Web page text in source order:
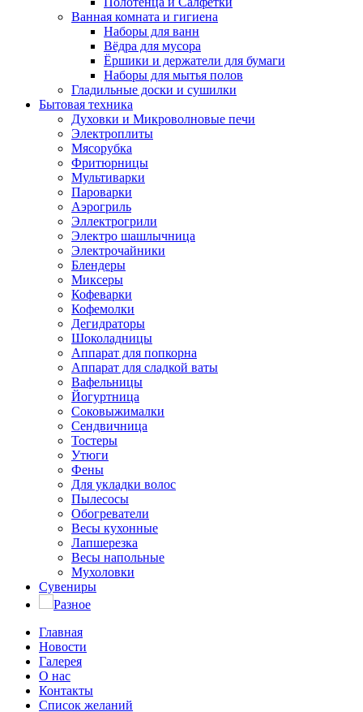
Ванная комната и гигиена
Наборы для ванн
Вёдра для мусора
Ёршики и держатели для бумаги
Наборы для мытья полов
Гладильные доски и сушилки
Бытовая техника
Духовки и Микроволновые печи
Электроплиты
Мясорубка
Фритюрницы
Мультиварки
Пароварки
Аэрогриль
Эллектрогрили
Электро шашлычница
Электрочайники
Блендеры
Миксеры
Кофеварки
Кофемолки
Дегидраторы
Шоколадницы
Аппарат для попкорна
Аппарат для сладкой ваты
Вафельницы
Йогуртница
Соковыжималки
Сендвичница
Тостеры
Утюги
Фены
Для укладки волос
Пылесосы
Обогреватели
Весы кухонные
Лапшерезка
Весы напольные
Мухоловки
Сувениры
Разное
Главная
Новости
Галерея
О нас
Контакты
Список желаний